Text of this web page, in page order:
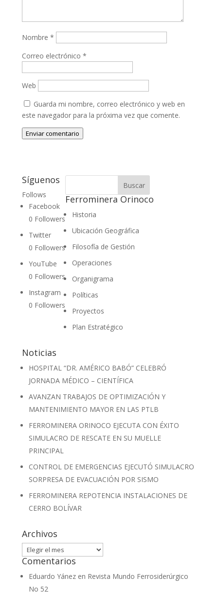
Nombre *
Correo electrónico *
Web
Guarda mi nombre, correo electrónico y web en
este navegador para la próxima vez que comente.
Enviar comentario
Síguenos
Follows
Facebook
0 Followers
Twitter
0 Followers
YouTube
0 Followers
Instagram
0 Followers
Ferrominera Orinoco
Historia
Ubicación Geográfica
Filosofía de Gestión
Operaciones
Organigrama
Políticas
Proyectos
Plan Estratégico
Noticias
HOSPITAL “DR. AMÉRICO BABÓ” CELEBRÓ
JORNADA MÉDICO – CIENTÍFICA
AVANZAN TRABAJOS DE OPTIMIZACIÓN Y
MANTENIMIENTO MAYOR EN LAS PTLB
FERROMINERA ORINOCO EJECUTA CON ÉXITO
SIMULACRO DE RESCATE EN SU MUELLE
PRINCIPAL
CONTROL DE EMERGENCIAS EJECUTÓ SIMULACRO
SORPRESA DE EVACUACIÓN POR SISMO
FERROMINERA REPOTENCIA INSTALACIONES DE
CERRO BOLÍVAR
Archivos
Archivos
Comentarios
Eduardo Yánezen Revista Mundo Ferrosiderúrgico
No 52